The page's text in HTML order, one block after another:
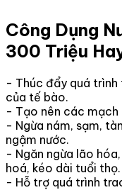
Công Dụng
300 Triệu
- Thúc đẩy quá trình
của tế bào.
- Tạo nên các
- Ngừa nám, sạm,
ngậm nước.
- Ngăn ngừa lão
hoá, kéo dài tuổi thọ.
- Hỗ trợ quá trình